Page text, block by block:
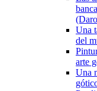
Una
del
arte
Una